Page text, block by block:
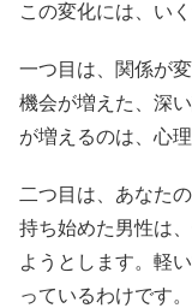
この変化には、い
一つ目は、関係が
機会が増えた、深
が増えるのは、心
二つ目は、あなた
持ち始めた男性は
ようとします。軽
っているわけです。